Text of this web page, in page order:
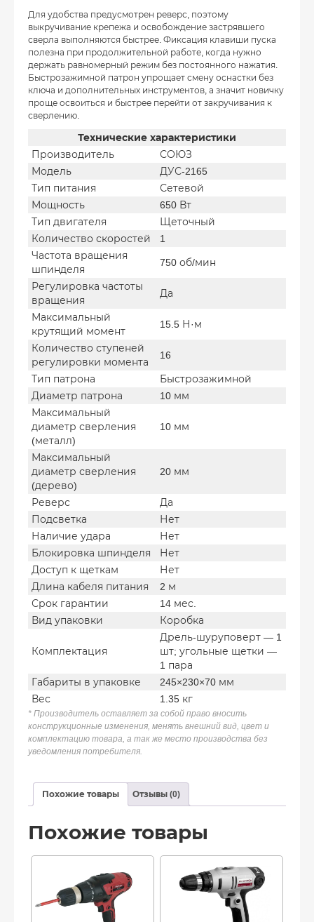
Для удобства предусмотрен реверс, поэтому
выкручивание крепежа и освобождение застрявшего
сверла выполняются быстрее. Фиксация клавиши пуска
полезна при продолжительной работе, когда нужно
держать равномерный режим без постоянного нажатия.
Быстрозажимной патрон упрощает смену оснастки без
ключа и дополнительных инструментов, а значит новичку
проще освоиться и быстрее перейти от закручивания к
сверлению.
Технические характеристики
Производитель
СОЮЗ
Модель
ДУС-2165
Тип питания
Сетевой
Мощность
650 Вт
Тип двигателя
Щеточный
Количество скоростей
1
Частота вращения
шпинделя
750 об/мин
Регулировка частоты
вращения
Да
Максимальный
крутящий момент
15.5 Н·м
Количество ступеней
регулировки момента
16
Тип патрона
Быстрозажимной
Диаметр патрона
10 мм
Максимальный
диаметр сверления
(металл)
10 мм
Максимальный
диаметр сверления
(дерево)
20 мм
Реверс
Да
Подсветка
Нет
Наличие удара
Нет
Блокировка шпинделя
Нет
Доступ к щеткам
Нет
Длина кабеля питания
2 м
Срок гарантии
14 мес.
Вид упаковки
Коробка
Комплектация
Дрель-шуруповерт — 1
шт; угольные щетки —
1 пара
Габариты в упаковке
245×230×70 мм
Вес
1.35 кг
* Производитель оставляет за собой право вносить
конструкционные изменения, менять внешний вид, цвет и
комплектацию товара, а так же место производства без
уведомления потребителя.
Похожие товары Отзывы (0)
Похожие товары